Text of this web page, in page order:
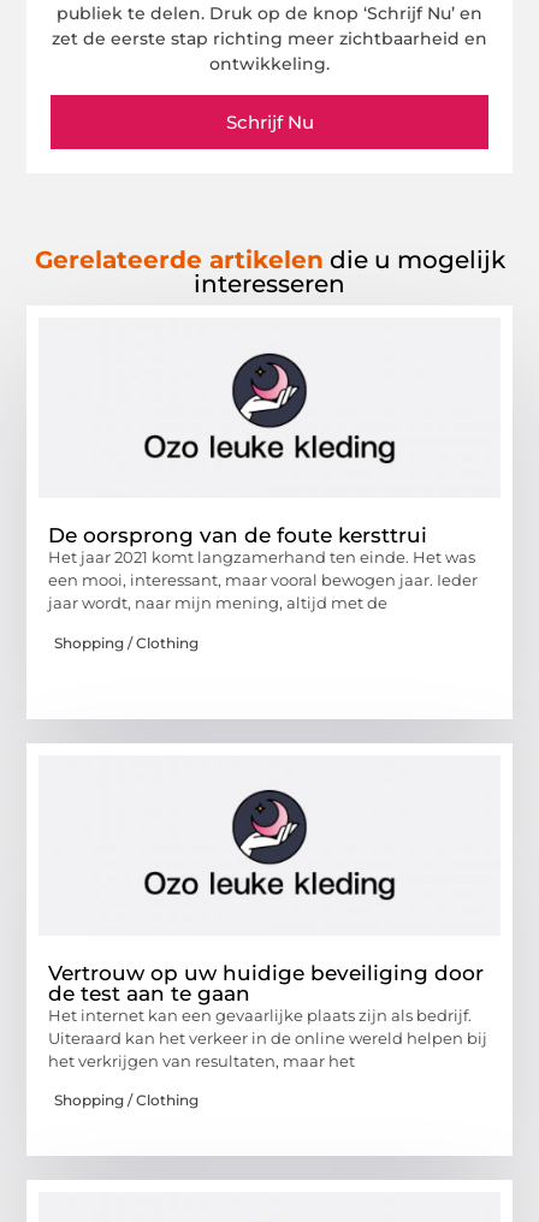
publiek te delen. Druk op de knop ‘Schrijf Nu’ en
zet de eerste stap richting meer zichtbaarheid en
ontwikkeling.
Schrijf Nu
Gerelateerde artikelen die u mogelijk
interesseren
De oorsprong van de foute kersttrui
Het jaar 2021 komt langzamerhand ten einde. Het was
een mooi, interessant, maar vooral bewogen jaar. Ieder
jaar wordt, naar mijn mening, altijd met de
Shopping / Clothing
Vertrouw op uw huidige beveiliging door
de test aan te gaan
Het internet kan een gevaarlijke plaats zijn als bedrijf.
Uiteraard kan het verkeer in de online wereld helpen bij
het verkrijgen van resultaten, maar het
Shopping / Clothing